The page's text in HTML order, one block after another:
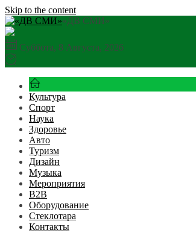
Skip to the content
«ДВ СМИ»
Суббота, 8 Августа, 2026
Культура
Спорт
Наука
Здоровье
Авто
Туризм
Дизайн
Музыка
Мероприятия
B2B
Оборудование
Стеклотара
Контакты